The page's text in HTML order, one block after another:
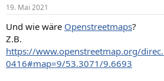
19. Mai 2021
Und wie wäre Openstreetmaps?
Z.B.
https://www.openstreetmap.org/
0416#map=9/53.3071/9.6693